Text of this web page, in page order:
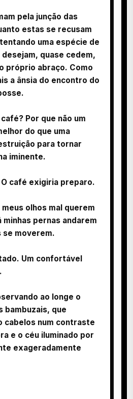
pela junção das
estas se recusam
uma espécie de
quase cedem,
próprio abraço. Como
a ânsia do encontro do
Por que não um
do que uma
para tornar
iminente.
O café exigiria preparo.
meus olhos mal querem
minhas pernas andarem
se moverem.
Um confortável
ao longe o
bambuzais, que
cabelos num contraste
e o céu iluminado por
exageradamente